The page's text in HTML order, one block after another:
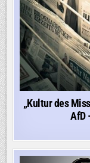
„Kultur des
AfD